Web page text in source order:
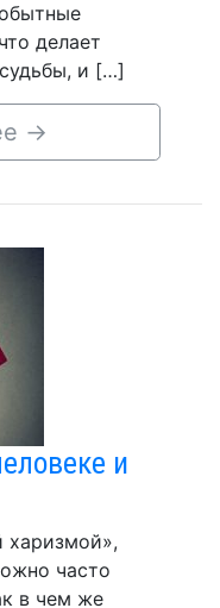
делает
и […]
→
и
харизмой»,
часто
в чем же